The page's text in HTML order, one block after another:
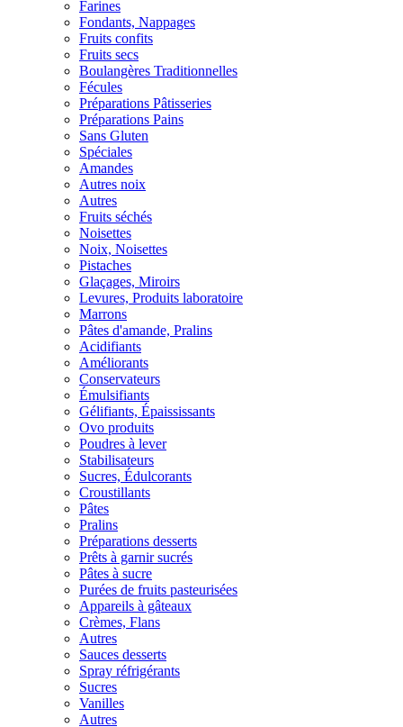
Farines
Fondants, Nappages
Fruits confits
Fruits secs
Boulangères Traditionnelles
Fécules
Préparations Pâtisseries
Préparations Pains
Sans Gluten
Spéciales
Amandes
Autres noix
Autres
Fruits séchés
Noisettes
Noix, Noisettes
Pistaches
Glaçages, Miroirs
Levures, Produits laboratoire
Marrons
Pâtes d'amande, Pralins
Acidifiants
Améliorants
Conservateurs
Émulsifiants
Gélifiants, Épaississants
Ovo produits
Poudres à lever
Stabilisateurs
Sucres, Édulcorants
Croustillants
Pâtes
Pralins
Préparations desserts
Prêts à garnir sucrés
Pâtes à sucre
Purées de fruits pasteurisées
Appareils à gâteaux
Crèmes, Flans
Autres
Sauces desserts
Spray réfrigérants
Sucres
Vanilles
Autres